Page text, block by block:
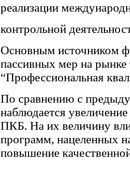
реализации
контрольной
Основным источником
пассивных мер на
“Профессиональная
По сравнению с
наблюдается
ПКБ. На их величину
программ, нацеленных
повышение